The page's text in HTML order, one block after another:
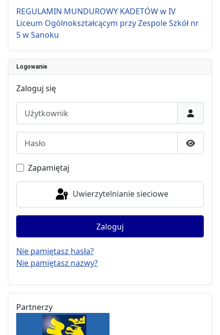
REGULAMIN MUNDUROWY KADETÓW w IV
Liceum Ogólnokształcącym przy Zespole Szkół nr
5 w Sanoku
Logowanie
Zaloguj się
Pokaż
Zapamiętaj
Uwierzytelnianie sieciowe
Zaloguj
Nie pamiętasz hasła?
Nie pamiętasz nazwy?
Partnerzy